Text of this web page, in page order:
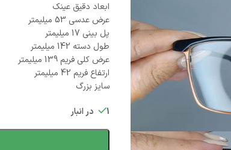
ابعاد دقیق عینک
عرض عدسی 53 میلیمتر
پل بینی 17 میلیمتر
طول دسته 142 میلیمتر
عرض کلی فریم 139 میلیمتر
ارتفاع فریم 42 میلیمتر
سایز بزرگ
1 در انبار